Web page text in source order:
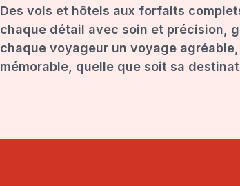
Des vols et hôtels aux forfaits
chaque détail avec soin et précision,
chaque voyageur un voyage
mémorable, quelle que soit sa